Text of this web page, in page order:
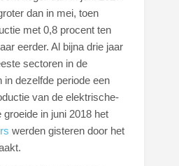
dan in mei, toen
met 0,8 procent ten
eerder. Al bijna drie jaar
sectoren in de
in dezelfde periode een
van de elektrische-
groeide in juni 2018 het
werden gisteren door het